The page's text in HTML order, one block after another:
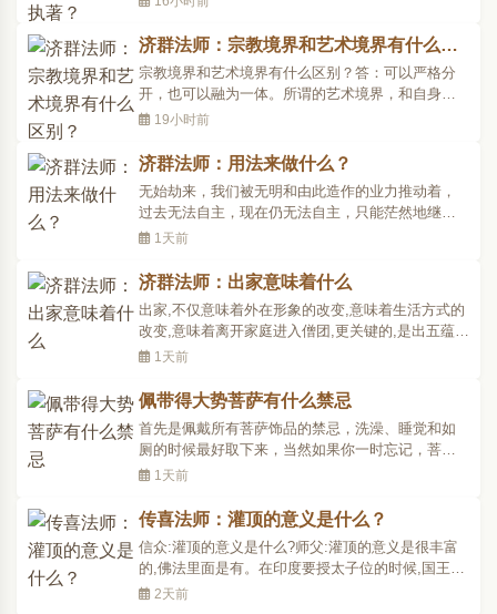
无明，没有智慧；没有智慧，就会看不清楚自己。
佛教认为，我们每一个生命都有佛性、都有觉悟的
潜质。生命本身是..
济群法师：宗教境界和艺术境界有什么区
别？
宗教境界和艺术境界有什么区别？答：可以严格分
开，也可以融为一体。所谓的艺术境界，和自身文
化素养有相当关系。如果接受一些佛法的思想观
世界的观察、心得及生活积累，同时也是作者思想
境界的反映，精神信仰的折射。古代很多文学艺术
家都是佛教徒，如王..
19小时前
济群法师：用法来做什么？
无始劫来，我们被无明和由此造作的业力推动着，
过去无法自主，现在仍无法自主，只能茫然地继续
轮回。所以，十二因缘的第一支就是无明，由无明
触、触缘受、受缘爱、爱缘取、取缘有、有缘生、
生缘老死。生命不息，烦恼不止。但我们要知道，
即使在如此颠倒狂乱..
1天前
济群法师：出家意味着什么
出家,不仅意味着外在形象的改变,意味着生活方式的
改变,意味着离开家庭进入僧团,更关键的,是出五蕴的
家,出烦恼的家,出三界的家。这需要我们尽形寿,乃至
庭和感情。作为僧人,似乎已经放弃了家庭生活,以及
与之相关的世俗情爱。但很多时候,我们来到寺院之
后,..
1天前
佩带得大势菩萨有什么禁忌
首先是佩戴所有菩萨饰品的禁忌，洗澡、睡觉和如
厕的时候最好取下来，当然如果你一时忘记，菩萨
也不会怪罪于你，只是你自己要注意。其次如果碰
免玷污圣洁。另外不要戴着圣像去杀生，这是最忌
的。最后也是佩戴大势至菩萨的单独禁忌，一定要
对大势至的法门..
1天前
传喜法师：灌顶的意义是什么？
信众:灌顶的意义是什么?师父:灌顶的意义是很丰富
的,佛法里面是有。在印度要授太子位的时候,国王要
拿四大海的海水,象征给予一种成熟的标志,他从此之
2天前